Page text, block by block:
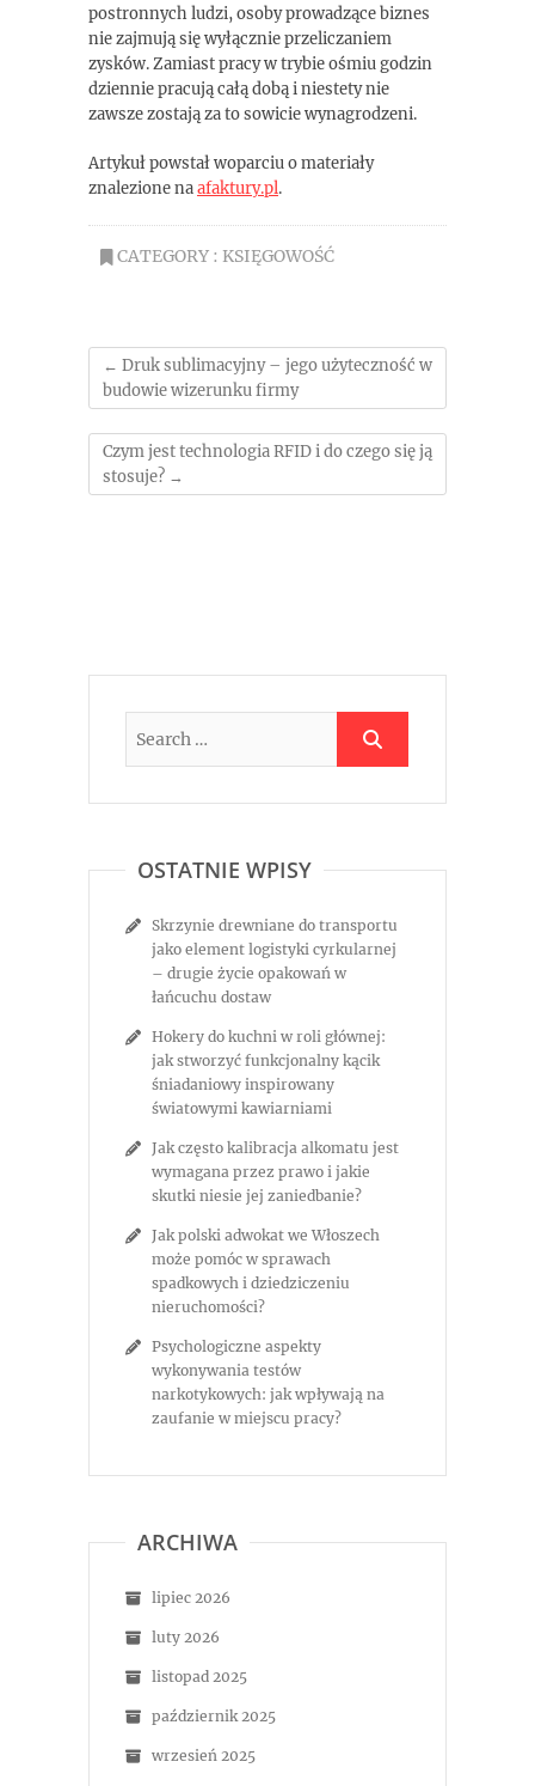
postronnych ludzi, osoby prowadzące biznes
nie zajmują się wyłącznie przeliczaniem
zysków. Zamiast pracy w trybie ośmiu godzin
dziennie pracują całą dobą i niestety nie
zawsze zostają za to sowicie wynagrodzeni.
Artykuł powstał woparciu o materiały
znalezione naafaktury.pl.
CATEGORY : KSIĘGOWOŚĆ
← Druk sublimacyjny – jego użyteczność w
budowie wizerunku firmy
Czym jest technologia RFID i do czego się ją
stosuje? →
OSTATNIE WPISY
Skrzynie drewniane do transportu
jako element logistyki cyrkularnej
– drugie życie opakowań w
łańcuchu dostaw
Hokery do kuchni w roli głównej:
jak stworzyć funkcjonalny kącik
śniadaniowy inspirowany
światowymi kawiarniami
Jak często kalibracja alkomatu jest
wymagana przez prawo i jakie
skutki niesie jej zaniedbanie?
Jak polski adwokat we Włoszech
może pomóc w sprawach
spadkowych i dziedziczeniu
nieruchomości?
Psychologiczne aspekty
wykonywania testów
narkotykowych: jak wpływają na
zaufanie w miejscu pracy?
ARCHIWA
lipiec 2026
luty 2026
listopad 2025
październik 2025
wrzesień 2025